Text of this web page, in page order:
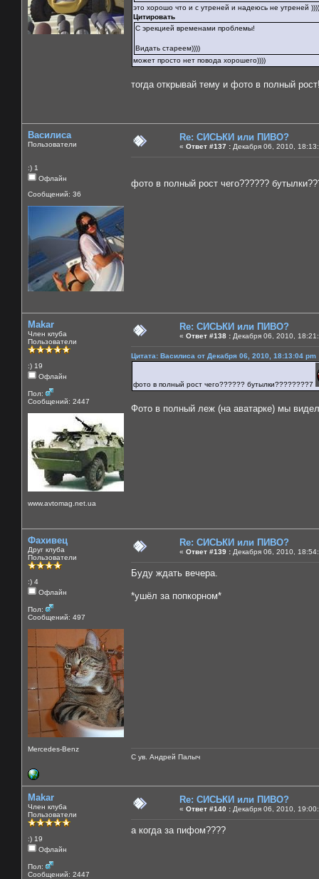
это хорошо что и с утреней и надеюсь не утреней
Цитировать
С эрекцией временами проблемы!
Видать стареем))))
может просто нет повода хорошего))))
тогда открывай тему и фото в полный
Василиса
Пользователи
:) 1
Офлайн
Сообщений: 36
Re: СИСЬКИ или ПИВО?
« Ответ #137 : Декабря 06, 2010,
фото в полный рост чего??????
Makar
Член клуба
Пользователи
:) 19
Офлайн
Пол:
Сообщений: 2447
www.avtomag.net.ua
Re: СИСЬКИ или ПИВО?
« Ответ #138 : Декабря 06, 2010,
Цитата: Василиса от Декабря 06, 2010, 18:13:04 pm
фото в полный рост чего?????? бутылки????????7
Фото в полный леж (на аватарке) мы
Фахивец
Друг клуба
Пользователи
:) 4
Офлайн
Пол:
Сообщений: 497
Mercedes-Benz
Re: СИСЬКИ или ПИВО?
« Ответ #139 : Декабря 06, 2010,
Буду ждать вечера.
*ушёл за попкорном*
С ув. Андрей Палыч
Makar
Член клуба
Пользователи
:) 19
Офлайн
Пол:
Сообщений: 2447
Re: СИСЬКИ или ПИВО?
« Ответ #140 : Декабря 06, 2010,
а когда за пифом????